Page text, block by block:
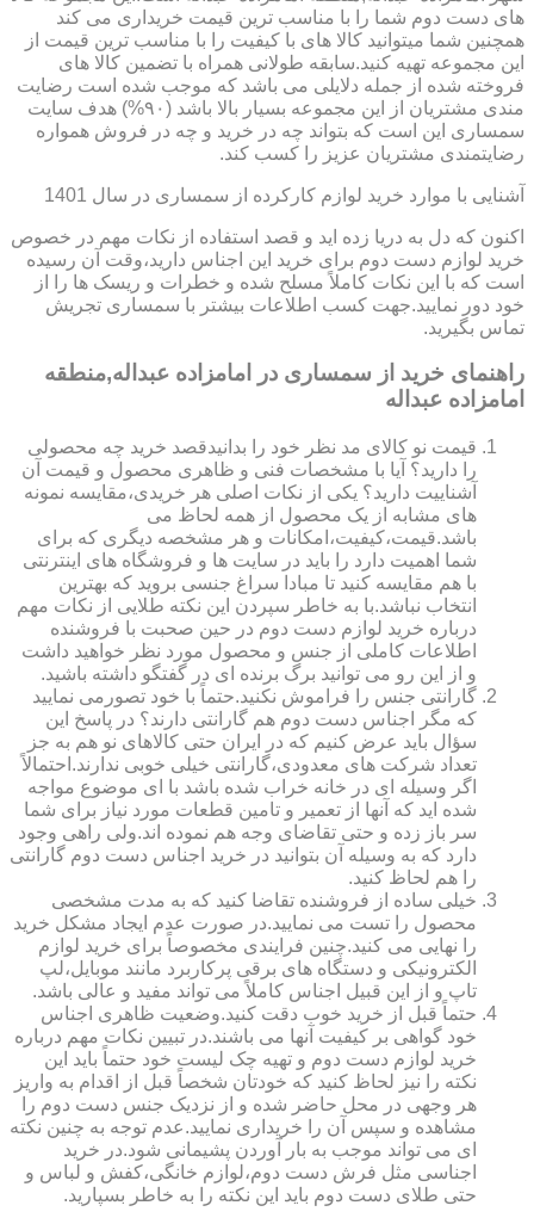
های دست دوم شما را با مناسب ترین قیمت خریداری می کند
همچنین شما میتوانید کالا های با کیفیت را با مناسب ترین قیمت از
این مجموعه تهیه کنید.سابقه طولانی همراه با تضمین کالا های
فروخته شده از جمله دلایلی می باشد که موجب شده است رضایت
مندی مشتریان از این مجموعه بسیار بالا باشد (۹۰%) هدف سایت
سمساری این است که بتواند چه در خرید و چه در فروش همواره
رضایتمندی مشتریان عزیز را کسب کند.
آشنایی با موارد خرید لوازم کارکرده از سمساری در سال 1401
اکنون که دل به دریا زده اید و قصد استفاده از نکات مهم در خصوص
خرید لوازم دست دوم برای خرید این اجناس دارید،وقت آن رسیده
است که با این نکات کاملاً مسلح شده و خطرات و ریسک ها را از
خود دور نمایید.جهت کسب اطلاعات بیشتر با سمساری تجریش
تماس بگیرید.
راهنمای خرید از سمساری در امامزاده عبداله,منطقه
امامزاده عبداله
قیمت نو کالای مد نظر خود را بدانیدقصد خرید چه محصولی
را دارید؟ آیا با مشخصات فنی و ظاهری محصول و قیمت آن
آشناییت دارید؟ یکی از نکات اصلی هر خریدی،مقایسه نمونه
های مشابه از یک محصول از همه لحاظ می
باشد.قیمت،کیفیت،امکانات و هر مشخصه دیگری که برای
شما اهمیت دارد را باید در سایت ها و فروشگاه های اینترنتی
با هم مقایسه کنید تا مبادا سراغ جنسی بروید که بهترین
انتخاب نباشد.با به خاطر سپردن این نکته طلایی از نکات مهم
درباره خرید لوازم دست دوم در حین صحبت با فروشنده
اطلاعات کاملی از جنس و محصول مورد نظر خواهید داشت
و از این رو می توانید برگ برنده ای در گفتگو داشته باشید.
گارانتی جنس را فراموش نکنید.حتماً با خود تصورمی نمایید
که مگر اجناس دست دوم هم گارانتی دارند؟ در پاسخ این
سؤال باید عرض کنیم که در ایران حتی کالاهای نو هم به جز
تعداد شرکت های معدودی،گارانتی خیلی خوبی ندارند.احتمالاً
اگر وسیله ای در خانه خراب شده باشد با ای موضوع مواجه
شده اید که آنها از تعمیر و تامین قطعات مورد نیاز برای شما
سر باز زده و حتی تقاضای وجه هم نموده اند.ولی راهی وجود
دارد که به وسیله آن بتوانید در خرید اجناس دست دوم گارانتی
را هم لحاظ کنید.
خیلی ساده از فروشنده تقاضا کنید که به مدت مشخصی
محصول را تست می نمایید.در صورت عدم ایجاد مشکل خرید
را نهایی می کنید.چنین فرایندی مخصوصاً برای خرید لوازم
الکترونیکی و دستگاه های برقی پرکاربرد مانند موبایل،لپ
تاپ و از این قبیل اجناس کاملاً می تواند مفید و عالی باشد.
حتماً قبل از خرید خوب دقت کنید.وضعیت ظاهری اجناس
خود گواهی بر کیفیت آنها می باشند.در تبیین نکات مهم درباره
خرید لوازم دست دوم و تهیه چک لیست خود حتماً باید این
نکته را نیز لحاظ کنید که خودتان شخصاً قبل از اقدام به واریز
هر وجهی در محل حاضر شده و از نزدیک جنس دست دوم را
مشاهده و سپس آن را خریداری نمایید.عدم توجه به چنین نکته
ای می تواند موجب به بار آوردن پشیمانی شود.در خرید
اجناسی مثل فرش دست دوم،لوازم خانگی،کفش و لباس و
حتی طلای دست دوم باید این نکته را به خاطر بسپارید.